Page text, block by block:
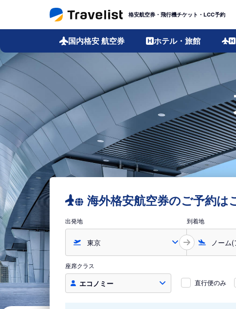
格安航空券・飛行機チケット・LCC予約
国内格安航空券 ホテル・旅館
海外格安航空券のご予約は
出発地 到着地
座席クラス
エコノミー 直行便のみ